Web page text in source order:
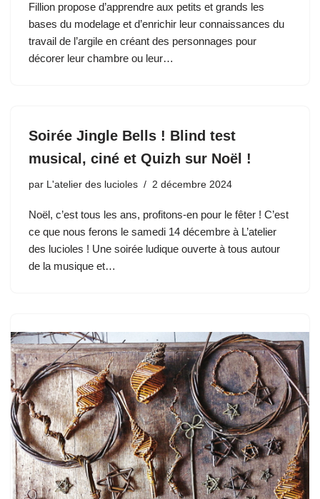
Fillion propose d’apprendre aux petits et grands les
bases du modelage et d’enrichir leur connaissances du
travail de l’argile en créant des personnages pour
décorer leur chambre ou leur…
Soirée Jingle Bells ! Blind test
musical, ciné et Quizh sur Noël !
par L'atelier des lucioles 2 décembre 2024
Noël, c’est tous les ans, profitons-en pour le fêter ! C’est
ce que nous ferons le samedi 14 décembre à L’atelier
des lucioles ! Une soirée ludique ouverte à tous autour
de la musique et…